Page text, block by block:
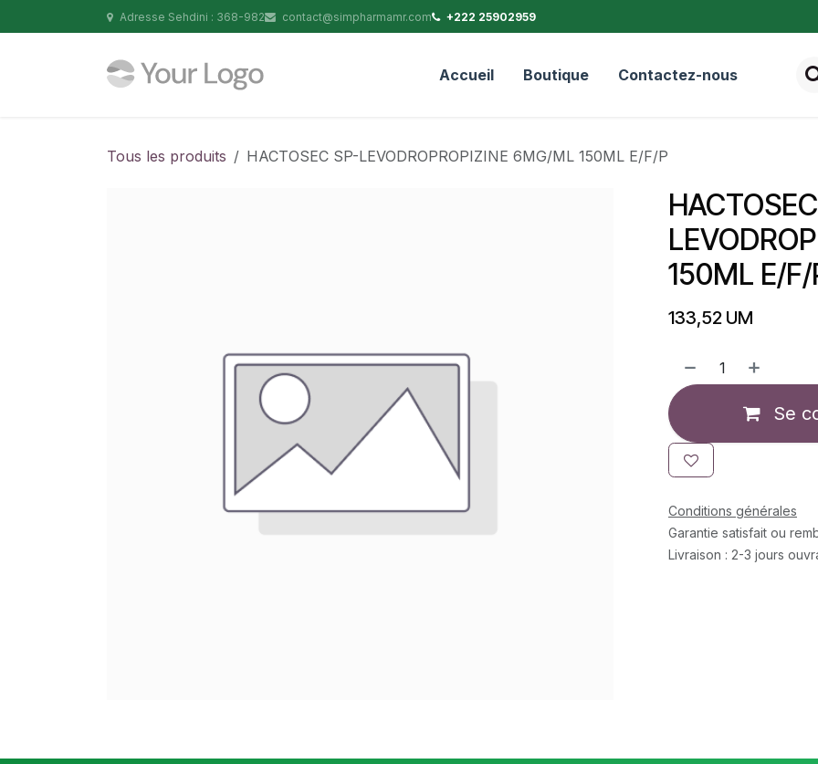
Se rendre au contenuAdresse Sehdini : 368-982 contact@simpharmamr.com +222 25902959
Accueil Boutique Contactez-nous
Tous les produits HACTOSEC SP-LEVODROPROPIZINE 6MG/ML 150ML E/F/P
150ML E/F/
133,52 UM
Se
Conditions générales
Garantie satisfait ou
Livraison : 2-3 jours